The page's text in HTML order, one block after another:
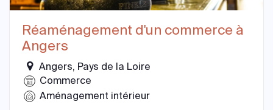
Réaménagement d'un commerce à
Angers
Angers, Pays de la Loire
Commerce
Aménagement intérieur